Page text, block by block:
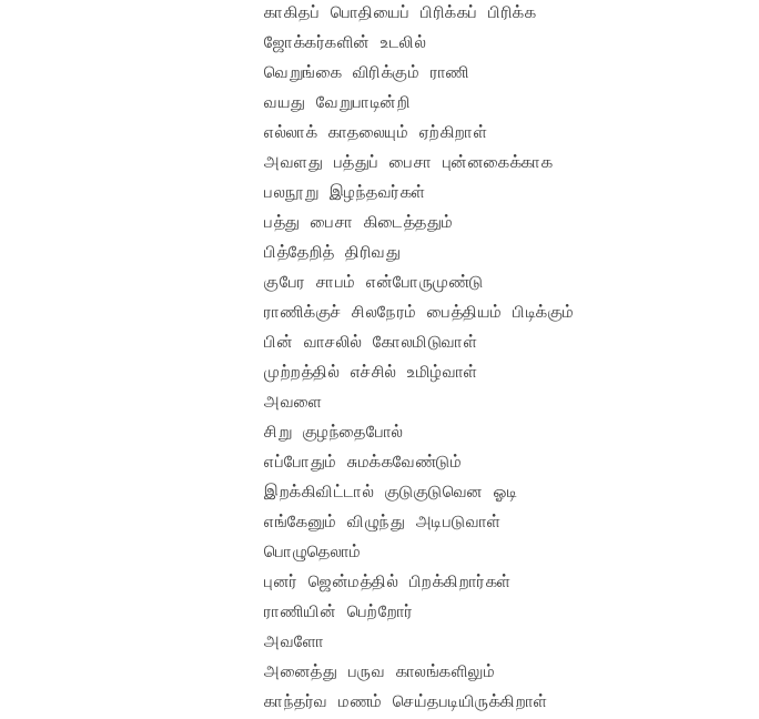
காகிதப் பொதியைப் பிரிக்கப் பிரிக்க
ஜோக்கர்களின் உடலில்
வெறுங்கை விரிக்கும் ராணி
வயது வேறுபாடின்றி
எல்லாக் காதலையும் ஏற்கிறாள்
அவளது பத்துப் பைசா புன்னகைக்காக
பலநூறு இழந்தவர்கள்
பத்து பைசா கிடைத்ததும்
பித்தேறித் திரிவது
குபேர சாபம் என்போருமுண்டு
ராணிக்குச் சிலநேரம் பைத்தியம் பிடிக்கும்
பின் வாசலில் கோலமிடுவாள்
முற்றத்தில் எச்சில் உமிழ்வாள்
அவளை
சிறு குழந்தைபோல்
எப்போதும் சுமக்கவேண்டும்
இறக்கிவிட்டால் குடுகுடுவென ஓடி
எங்கேனும் விழுந்து அடிபடுவாள்
பொழுதெலாம்
புனர் ஜென்மத்தில் பிறக்கிறார்கள்
ராணியின் பெற்றோர்
அவளோ
அனைத்து பருவ காலங்களிலும்
காந்தர்வ மணம் செய்தபடியிருக்கிறாள்